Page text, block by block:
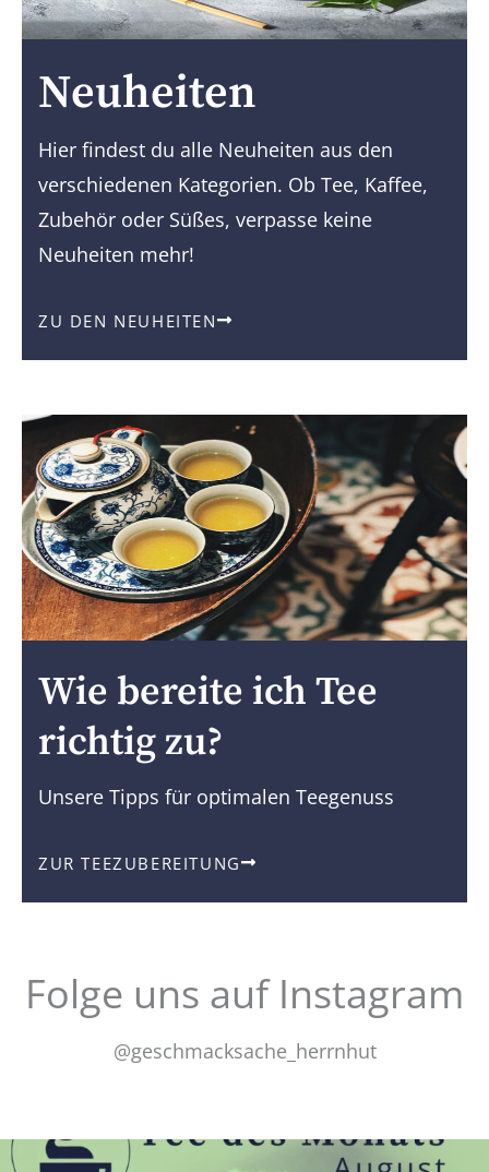
Neuheiten
Hier findest du alle Neuheiten aus den
verschiedenen Kategorien. Ob Tee, Kaffee,
Zubehör oder Süßes, verpasse keine
Neuheiten mehr!
ZU DEN NEUHEITEN
Wie bereite ich Tee
richtig zu?
Unsere Tipps für optimalen Teegenuss
ZUR TEEZUBEREITUNG
Folge uns auf Instagram
@geschmacksache_herrnhut